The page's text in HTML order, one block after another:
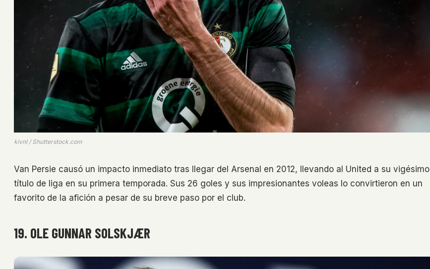
kivnl / Shutterstock.com
Van Persie causó un impacto inmediato tras llegar del Arsenal en 2012, llevando al United a su vigésimo
título de liga en su primera temporada. Sus 26 goles y sus impresionantes voleas lo convirtieron en un
favorito de la afición a pesar de su breve paso por el club.
19. OLE GUNNAR SOLSKJÆR